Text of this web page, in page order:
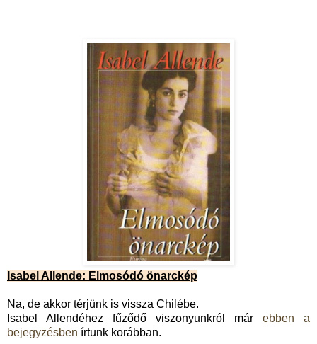
Isabel Allende: Elmosódó önarckép
Na, de akkor térjünk is vissza Chilébe.
Isabel Allendéhez fűződő viszonyunkról már ebben a
bejegyzésben írtunk korábban.